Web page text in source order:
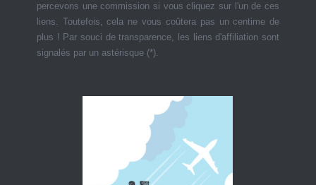
percevons une commission si vous cliquez sur l'un de ces
liens. Toutefois, cela ne vous coûtera pas un centime de
plus ! Par souci de transparence, les liens d'affiliation sont
signalés par un astérisque (*).